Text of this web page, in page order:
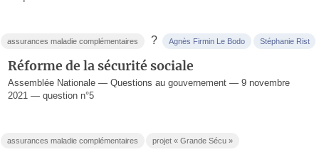
assurances maladie complémentaires ? Agnès Firmin Le Bodo Stéphanie Rist
Réforme de la sécurité sociale
Assemblée Nationale — Questions au gouvernement — 9 novembre
2021 — question n°5
assurances maladie complémentaires projet « Grande Sécu »